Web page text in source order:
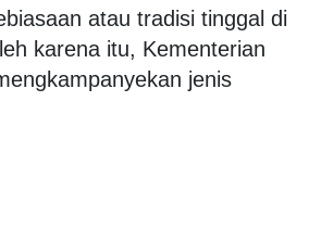
atau tradisi tinggal di
karena itu, Kementerian
jenis